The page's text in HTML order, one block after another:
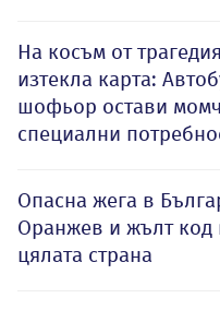
На косъм от
изтекла карта:
шофьор остави
специални
Опасна жега в
Оранжев и жълт код
цялата страна